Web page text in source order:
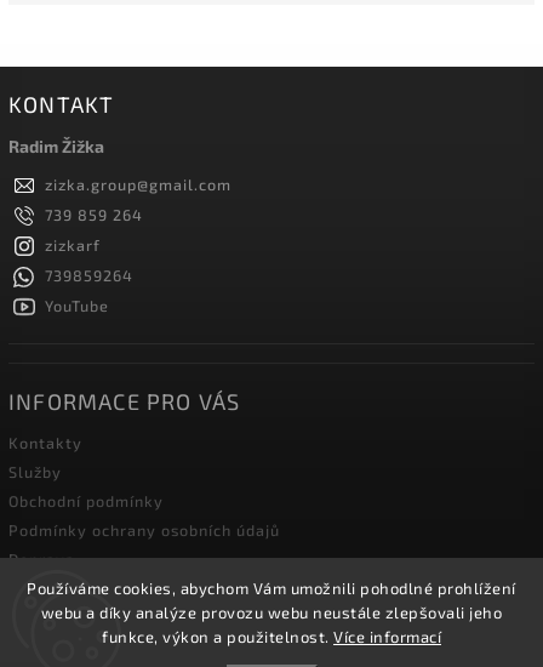
Používáme cookies, abychom Vám umožnili pohodlné prohlížení
webu a díky analýze provozu webu neustále zlepšovali jeho
funkce, výkon a použitelnost. Více informací
KONTAKT
Radim Žižka
zizka.group@gmail.com
739 859 264
zizkarf
739859264
YouTube
INFORMACE PRO VÁS
Kontakty
Služby
Obchodní podmínky
Podmínky ochrany osobních údajů
Doprava
Blog zahradní techniky
Žižka R&F s.r.o.. Všechna práva vyhrazena.